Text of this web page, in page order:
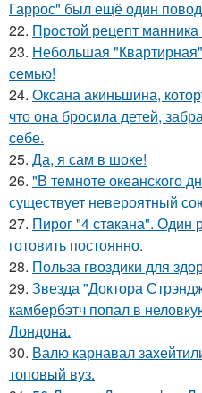
Гаррос" был ещё один
22. Простой рецепт
23. Небольшая
семью!
24. Оксана акиньшина,
что она бросила детей,
себе.
25. Да, я сам в шоке!
26. "В темноте океанского
существует невероятный
27. Пирог "4 стaкана". Один
готовить постоянно.
28. Польза гвоздики для
29. Звезда "Доктора
камбербэтч попал в
Лондона.
30. Валю карнавал
топовый вуз.